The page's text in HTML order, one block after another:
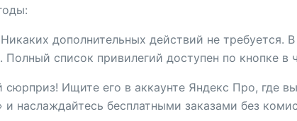
дополнительных действий не требуется.
список привилегий доступен по кнопке в
Ищите его в аккаунте Яндекс Про, где
наслаждайтесь бесплатными заказами без